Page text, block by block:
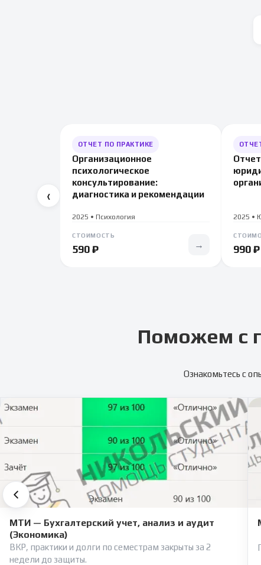
‹
ОТЧЕТ ПО ПРАКТИКЕ
Организационное
психологическое
консультирование:
диагностика и рекомендации
2025 • Психология
СТОИМОСТЬ
590 ₽ →
2025 •
990 ₽
Поможем с
Ознакомьтесь с
МТИ — Бухгалтерский учет, анализ и аудит
(Экономика)
ВКР, практики и долги по семестрам закрыты за 2
недели до защиты.